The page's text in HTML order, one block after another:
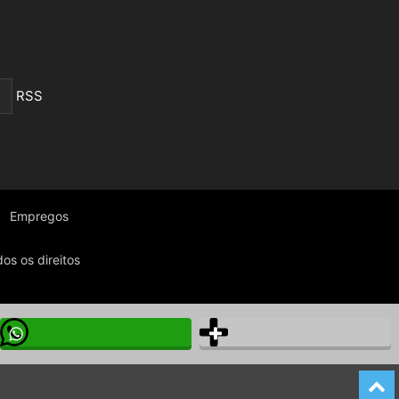
RSS
Empregos
os direitos